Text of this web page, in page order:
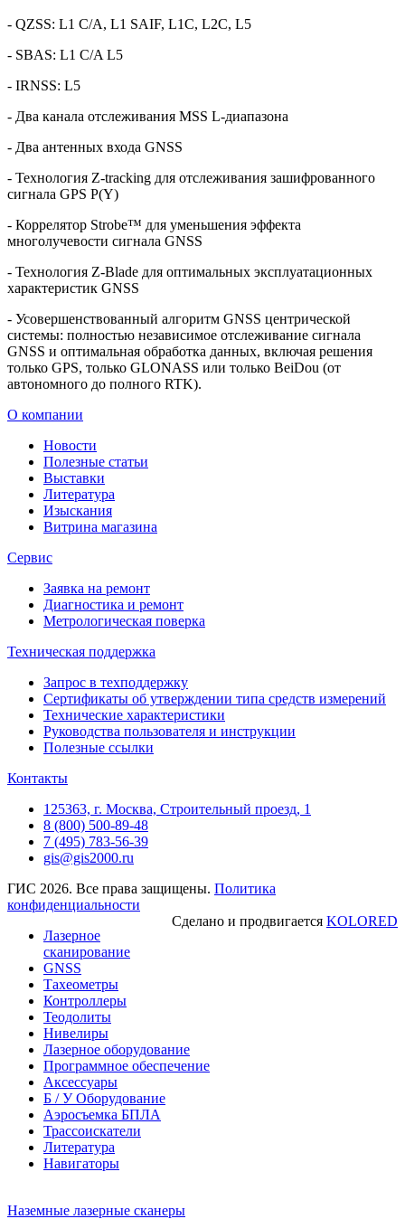
- QZSS: L1 C/A, L1 SAIF, L1C, L2C, L5
- SBAS: L1 C/A L5
- IRNSS: L5
- Два канала отслеживания MSS L-диапазона
- Два антенных входа GNSS
- Технология Z-tracking для отслеживания зашифрованного
сигнала GPS P(Y)
- Коррелятор Strobe™ для уменьшения эффекта
многолучевости сигнала GNSS
- Технология Z-Blade для оптимальных эксплуатационных
характеристик GNSS
- Усовершенствованный алгоритм GNSS центрической
системы: полностью независимое отслеживание сигнала
GNSS и оптимальная обработка данных, включая решения
только GPS, только GLONASS или только BeiDou (от
автономного до полного RTK).
О компании
Новости
Полезные статьи
Выставки
Литература
Изыскания
Витрина магазина
Сервис
Заявка на ремонт
Диагностика и ремонт
Метрологическая поверка
Техническая поддержка
Запрос в техподдержку
Сертификаты об утверждении типа средств измерений
Технические характеристики
Руководства пользователя и инструкции
Полезные ссылки
Контакты
125363, г. Москва, Строительный проезд, 1
8 (800) 500-89-48
7 (495) 783-56-39
gis@gis2000.ru
ГИС 2026. Все права защищены. Политика
конфиденциальности
Сделано и продвигается KOLORED
Лазерное
сканирование
GNSS
Тахеометры
Контроллеры
Теодолиты
Нивелиры
Лазерное оборудование
Программное обеспечение
Аксессуары
Б / У Оборудование
Аэросъемка БПЛА
Трассоискатели
Литература
Навигаторы
Наземные лазерные сканеры